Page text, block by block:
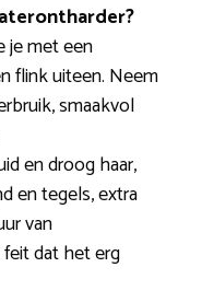
je met een
flink uiteen. Neem
smaakvol
en droog haar,
en tegels, extra
van
dat het erg